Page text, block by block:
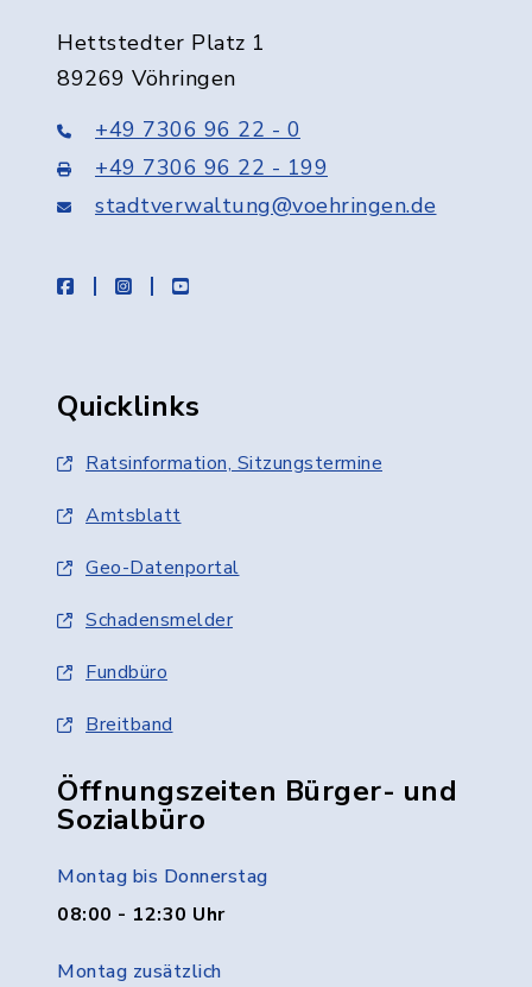
Hettstedter Platz 1
89269 Vöhringen
+49 7306 96 22 - 0
+49 7306 96 22 - 199
stadtverwaltung@voehringen.de
facebookinstagramyoutube
Quicklinks
Ratsinformation, Sitzungstermine
Amtsblatt
Geo-Datenportal
Schadensmelder
Fundbüro
Breitband
Öffnungszeiten Bürger- und
Sozialbüro
Montag bis Donnerstag
08:00 - 12:30 Uhr
Montag zusätzlich